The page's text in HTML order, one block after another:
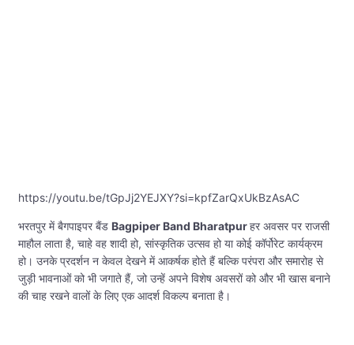
https://youtu.be/tGpJj2YEJXY?si=kpfZarQxUkBzAsAC
भरतपुर में बैगपाइपर बैंड Bagpiper Band Bharatpurहर अवसर पर राजसी
माहौल लाता है, चाहे वह शादी हो, सांस्कृतिक उत्सव हो या कोई कॉर्पोरेट कार्यक्रम
हो। उनके प्रदर्शन न केवल देखने में आकर्षक होते हैं बल्कि परंपरा और समारोह से
जुड़ी भावनाओं को भी जगाते हैं, जो उन्हें अपने विशेष अवसरों को और भी खास बनाने
की चाह रखने वालों के लिए एक आदर्श विकल्प बनाता है।